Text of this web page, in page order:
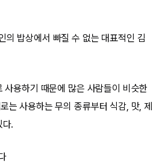
의 밥상에서 빠질 수 없는 대표적인 김
사용하기 때문에 많은 사람들이 비슷한
는 사용하는 무의 종류부터 식감, 맛, 제
다.